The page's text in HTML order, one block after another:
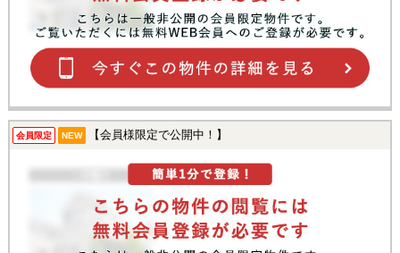
会員限定 NEW 【会員様限定で公開中！】